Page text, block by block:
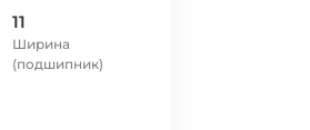
11
Ширина
(подшипник)